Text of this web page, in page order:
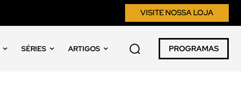
VISITE NOSSA LOJA
SÉRIES ARTIGOS PROGRAMAS